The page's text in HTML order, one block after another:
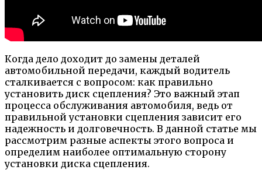
Когда дело доходит до замены деталей
автомобильной передачи, каждый водитель
сталкивается с вопросом: как правильно
установить диск сцепления? Это важный этап
процесса обслуживания автомобиля, ведь от
правильной установки сцепления зависит его
надежность и долговечность. В данной статье мы
рассмотрим разные аспекты этого вопроса и
определим наиболее оптимальную сторону
установки диска сцепления.